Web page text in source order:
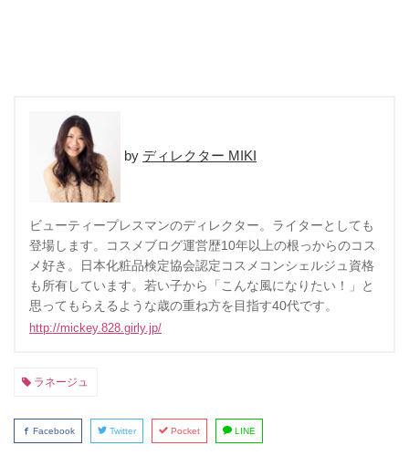
ディレクター MIKI
ビューティープレスマンのディレクター。ライターとしても
登場します。コスメブログ運営歴10年以上の根っからのコス
メ好き。日本化粧品検定協会認定コスメコンシェルジュ資格
も所有しています。若い子から「こんな風になりたい！」と
思ってもらえるような歳の重ね方を目指す40代です。
http://mickey.828.girly.jp/
ラネージュ
Facebook Twitter Pocket LINE